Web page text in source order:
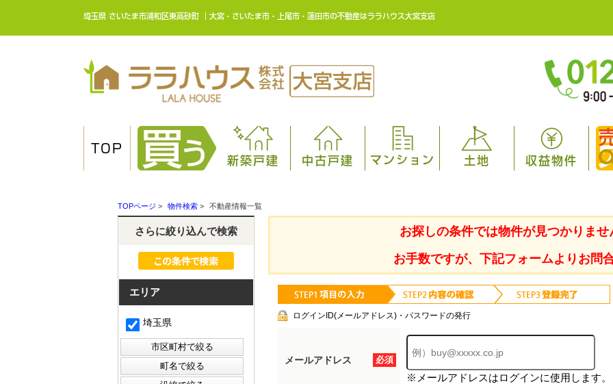
埼玉県 さいたま市浦和区東高砂町 ｜大宮・さいたま市・上尾市・蓮田市の不動産はララハウス大宮支店
TOP
新築戸建 中古戸建 マンション 土地 収益物件
TOPページ > 物件検索 > 不動産情報一覧
お探しの条件では物件が見つかりませ
お手数ですが、下記フォームよりお問
ログインID(メールアドレス)・パスワードの発行
必須
メールアドレス
※メールアドレスはログインに使用します。
さらに絞り込んで検索
エリア
埼玉県